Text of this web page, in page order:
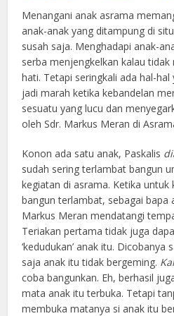
Menangani anak asrama
anak-anak yang ditampung di
susah saja. Menghadapi anak-
serba menjengkelkan kalau
hati. Tetapi seringkali ada hal-
jadi marah ketika kebandelan
sesuatu yang lucu dan
oleh Sdr. Markus Meran di
Konon ada satu anak, Paskalis
sudah sering terlambat bangun
kegiatan di asrama. Ketika untuk
bangun terlambat, sebagai bapa
Markus Meran mendatangi
Teriakan pertama tidak juga
‘kedudukan’ anak itu.
saja anak itu tidak bergeming.
coba bangunkan. Eh, berhasil
mata anak itu terbuka. Tetapi
membuka matanya si anak itu